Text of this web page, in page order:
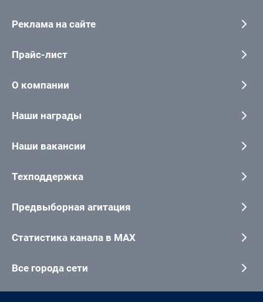
Реклама на сайте
Прайс-лист
О компании
Наши награды
Наши вакансии
Техподдержка
Предвыборная агитация
Статистика канала в MAX
Все города сети